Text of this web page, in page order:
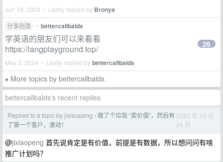
Jun 18, 2024 • Lastly replied by Bronya
分享创造 • bettercallbalds
学英语的朋友们可以来看看
https://langplayground.top/
May 3, 2024 • Lastly replied bybettercallbalds
26
» More topics by bettercallbalds
bettercallbalds's recent replies
Replied to a topic by jixiaopeng › 做了个垃圾 “卖价值”，然后有
了第一个客户，激动！
2025 年 10 月
24 日
@jixiaopeng 首先说肯定是有价值，前提是有数据，所以想问问有啥
推广计划吗？